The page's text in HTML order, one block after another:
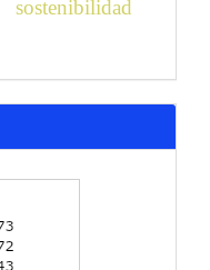
sostenibilidad